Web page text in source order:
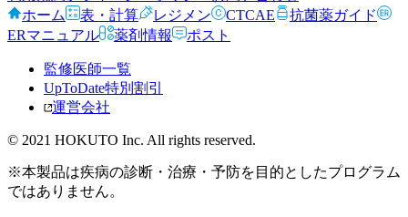
ホーム
表・計算 レジメン CTCAE
抗菌薬ガイド
ERマニュアル
薬剤情報 ポスト
監修医師一覧
UpToDate特別割引
運営会社
© 2021 HOKUTO Inc. All rights reserved.
※本製品は疾病の診断・治療・予防を目的としたプログラム
ではありません。